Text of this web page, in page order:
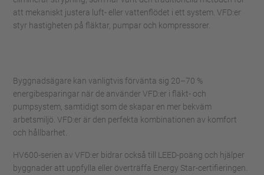
att mekaniskt justera luft- eller vattenflödet i ett system. VFD:er
styr hastigheten på fläktar, pumpar och kompressorer.
Byggnadsägare kan vanligtvis förvänta sig 20–70 %
energibesparingar när de använder VFD:er i fläkt- och
pumpsystem, samtidigt som de skapar en mer bekväm
arbetsmiljö. VFD:er är den perfekta kombinationen av komfort
och hållbarhet.
HV600-serien av VFD:er bidrar också till LEED-poäng och hjälper
byggnader att uppfylla eller överträffa Energy Star-certifieringen.